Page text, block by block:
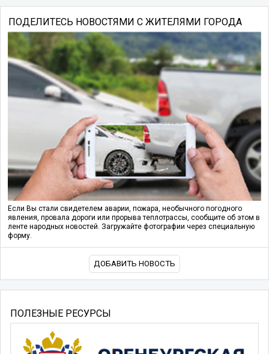
ПОДЕЛИТЕСЬ НОВОСТЯМИ С ЖИТЕЛЯМИ ГОРОДА
Если Вы стали свидетелем аварии, пожара, необычного погодного
явления, провала дороги или прорыва теплотрассы, сообщите об этом в
ленте народных новостей. Загружайте фотографии через специальную
форму.
ДОБАВИТЬ НОВОСТЬ
ПОЛЕЗНЫЕ РЕСУРСЫ